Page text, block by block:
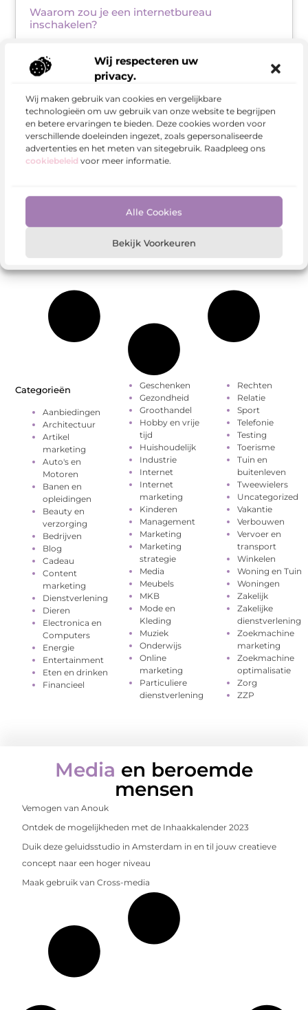
Wij respecteren uw
privacy.
Wij maken gebruik van cookies en vergelijkbare
technologieën om uw gebruik van onze website te begrijpen
en betere ervaringen te bieden. Deze cookies worden voor
verschillende doeleinden ingezet, zoals gepersonaliseerde
advertenties en het meten van sitegebruik. Raadpleeg ons
cookiebeleid voor meer informatie.
Alle Cookies
Bekijk Voorkeuren
Waarom zou je een internetbureau
inschakelen?
binnenhaalt.Als je geen website hebt, begin dan met
het onderzoeken van opties. Zicht Online is een full
service internetbureau uit Rotterdam. Als u
Categorieën
Aanbiedingen
Architectuur
Artikel
marketing
Auto's en
Motoren
Banen en
opleidingen
Beauty en
verzorging
Bedrijven
Blog
Cadeau
Content
marketing
Dienstverlening
Dieren
Electronica en
Computers
Energie
Entertainment
Eten en drinken
Financieel
Geschenken
Gezondheid
Groothandel
Hobby en vrije
tijd
Huishoudelijk
Industrie
Internet
Internet
marketing
Kinderen
Management
Marketing
Marketing
strategie
Media
Meubels
MKB
Mode en
Kleding
Muziek
Onderwijs
Online
marketing
Particuliere
dienstverlening
Rechten
Relatie
Sport
Telefonie
Testing
Toerisme
Tuin en
buitenleven
Tweewielers
Uncategorized
Vakantie
Verbouwen
Vervoer en
transport
Winkelen
Woning en Tuin
Woningen
Zakelijk
Zakelijke
dienstverlening
Zoekmachine
marketing
Zoekmachine
optimalisatie
Zorg
ZZP
Media en beroemde
mensen
Vemogen van Anouk
Ontdek de mogelijkheden met de Inhaakkalender 2023
Duik deze geluidsstudio in Amsterdam in en til jouw creatieve
concept naar een hoger niveau
Maak gebruik van Cross-media